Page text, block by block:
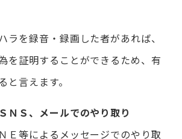
ラを録音・録画した者があれば、
を証明することができるため、有
と言えます。
ＮＳ、メールでのやり取り
Ｅ等によるメッセージでのやり取